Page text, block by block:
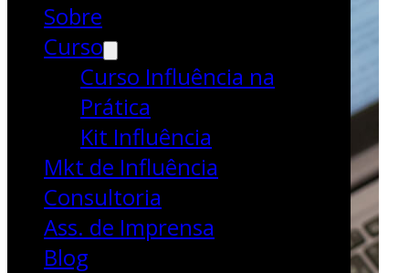
Sobre
Curso
Curso Influência na
Prática
Kit Influência
Mkt de Influência
Consultoria
Ass. de Imprensa
Blog